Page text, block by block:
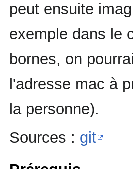
peut ensuite
exemple dans le
bornes, on
l'adresse mac à
la personne).
Sources : git